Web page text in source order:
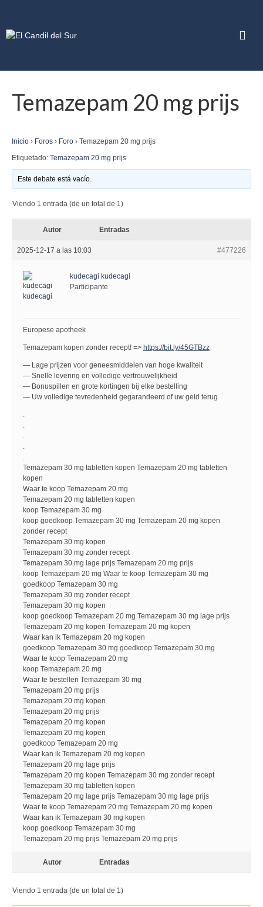
Temazepam 20 mg prijs
Inicio › Foros › Foro › Temazepam 20 mg prijs
Etiquetado: Temazepam 20 mg prijs
Este debate está vacío.
Viendo 1 entrada (de un total de 1)
Autor Entradas
2025-12-17 a las 10:03 #477226
kudecagi kudecagi
Participante
Europese apotheek
Temazepam kopen zonder recept! => https://bit.ly/45GTBzz
— Lage prijzen voor geneesmiddelen van hoge kwaliteit
— Snelle levering en volledige vertrouwelijkheid
— Bonuspillen en grote kortingen bij elke bestelling
— Uw volledige tevredenheid gegarandeerd of uw geld terug
.
.
.
.
.
Temazepam 30 mg tabletten kopen Temazepam 20 mg tabletten
kopen
Waar te koop Temazepam 20 mg
Temazepam 20 mg tabletten kopen
koop Temazepam 30 mg
koop goedkoop Temazepam 30 mg Temazepam 20 mg kopen
zonder recept
Temazepam 30 mg kopen
Temazepam 30 mg zonder recept
Temazepam 30 mg lage prijs Temazepam 20 mg prijs
koop Temazepam 20 mg Waar te koop Temazepam 30 mg
goedkoop Temazepam 30 mg
Temazepam 30 mg zonder recept
Temazepam 30 mg kopen
koop goedkoop Temazepam 20 mg Temazepam 30 mg lage prijs
Temazepam 20 mg kopen Temazepam 20 mg kopen
Waar kan ik Temazepam 20 mg kopen
goedkoop Temazepam 30 mg goedkoop Temazepam 30 mg
Waar te koop Temazepam 20 mg
koop Temazepam 20 mg
Waar te bestellen Temazepam 30 mg
Temazepam 20 mg prijs
Temazepam 20 mg kopen
Temazepam 20 mg prijs
Temazepam 20 mg kopen
Temazepam 20 mg kopen
goedkoop Temazepam 20 mg
Waar kan ik Temazepam 20 mg kopen
Temazepam 20 mg lage prijs
Temazepam 20 mg kopen Temazepam 30 mg zonder recept
Temazepam 30 mg tabletten kopen
Temazepam 20 mg lage prijs Temazepam 30 mg lage prijs
Waar te koop Temazepam 20 mg Temazepam 20 mg kopen
Waar kan ik Temazepam 30 mg kopen
koop goedkoop Temazepam 30 mg
Temazepam 20 mg prijs Temazepam 20 mg prijs
Autor Entradas
Viendo 1 entrada (de un total de 1)